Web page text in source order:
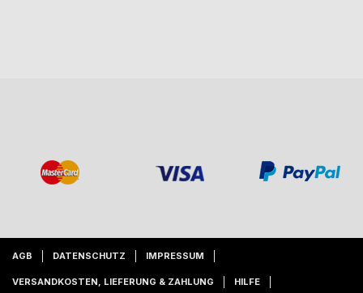
AGB DATENSCHUTZ IMPRESSUM
VERSANDKOSTEN, LIEFERUNG & ZAHLUNG HILFE